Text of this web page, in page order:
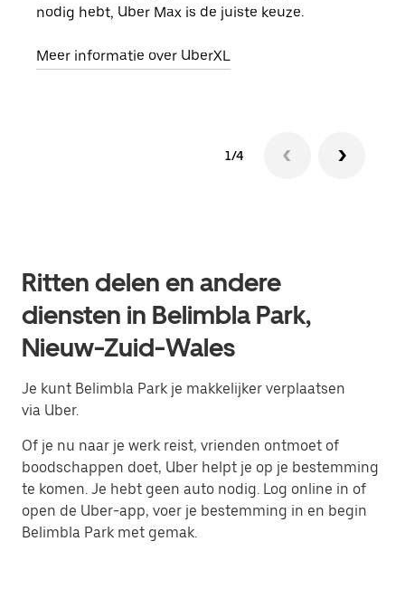
nodig hebt, Uber Max is de juiste keuze.
Meer informatie over UberXL
1/4
Ritten delen en andere
diensten in Belimbla Park,
Nieuw-Zuid-Wales
Je kunt Belimbla Park je makkelijker verplaatsen
via Uber.
Of je nu naar je werk reist, vrienden ontmoet of
boodschappen doet, Uber helpt je op je bestemming
te komen. Je hebt geen auto nodig. Log online in of
open de Uber-app, voer je bestemming in en begin
Belimbla Park met gemak.